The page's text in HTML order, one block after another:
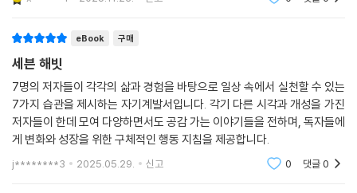
친다. 당신의 삶에 운동으로 성취감을 끌어올려라.
HABIT 6. 인생 최고의 무기, 독서하라
- 내 분야에서 전문가가 되어 나의 몸값을 올리는 것이 우선이 되어야 한
다. 독서는 내 몸값을 올려 전문가로 발돋움할 수 있는 인생 최고의 무기다.
eBook 구매
세븐 해빗
7명의 저자들이 각각의 삶과 경험을 바탕으로 일상 속에서 실천할 수 있는
7가지 습관을 제시하는 자기계발서입니다. 각기 다른 시각과 개성을 가진
저자들이 한데 모여 다양하면서도 공감 가는 이야기들을 전하며, 독자들에
게 변화와 성장을 위한 구체적인 행동 지침을 제공합니다.
j********3 2025.05.29. 신고 0 댓글0